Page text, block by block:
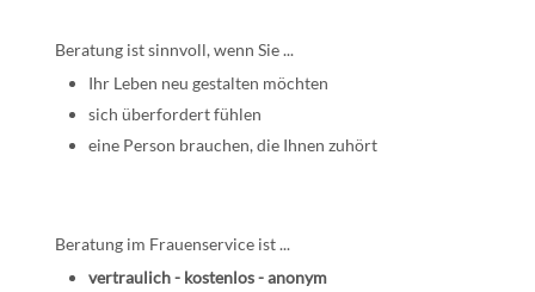
Beratung ist sinnvoll, wenn Sie ...
Ihr Leben neu gestalten möchten
sich überfordert fühlen
eine Person brauchen, die Ihnen zuhört
Beratung im Frauenservice ist ...
vertraulich - kostenlos - anonym